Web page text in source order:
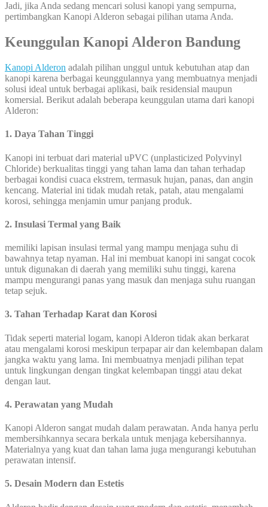
Jadi, jika Anda sedang mencari solusi kanopi yang sempurna,
pertimbangkan Kanopi Alderon sebagai pilihan utama Anda.
Keunggulan Kanopi Alderon Bandung
Kanopi Alderon adalah pilihan unggul untuk kebutuhan atap dan
kanopi karena berbagai keunggulannya yang membuatnya menjadi
solusi ideal untuk berbagai aplikasi, baik residensial maupun
komersial. Berikut adalah beberapa keunggulan utama dari kanopi
Alderon:
1. Daya Tahan Tinggi
Kanopi ini terbuat dari material uPVC (unplasticized Polyvinyl
Chloride) berkualitas tinggi yang tahan lama dan tahan terhadap
berbagai kondisi cuaca ekstrem, termasuk hujan, panas, dan angin
kencang. Material ini tidak mudah retak, patah, atau mengalami
korosi, sehingga menjamin umur panjang produk.
2. Insulasi Termal yang Baik
memiliki lapisan insulasi termal yang mampu menjaga suhu di
bawahnya tetap nyaman. Hal ini membuat kanopi ini sangat cocok
untuk digunakan di daerah yang memiliki suhu tinggi, karena
mampu mengurangi panas yang masuk dan menjaga suhu ruangan
tetap sejuk.
3. Tahan Terhadap Karat dan Korosi
Tidak seperti material logam, kanopi Alderon tidak akan berkarat
atau mengalami korosi meskipun terpapar air dan kelembapan dalam
jangka waktu yang lama. Ini membuatnya menjadi pilihan tepat
untuk lingkungan dengan tingkat kelembapan tinggi atau dekat
dengan laut.
4. Perawatan yang Mudah
Kanopi Alderon sangat mudah dalam perawatan. Anda hanya perlu
membersihkannya secara berkala untuk menjaga kebersihannya.
Materialnya yang kuat dan tahan lama juga mengurangi kebutuhan
perawatan intensif.
5. Desain Modern dan Estetis